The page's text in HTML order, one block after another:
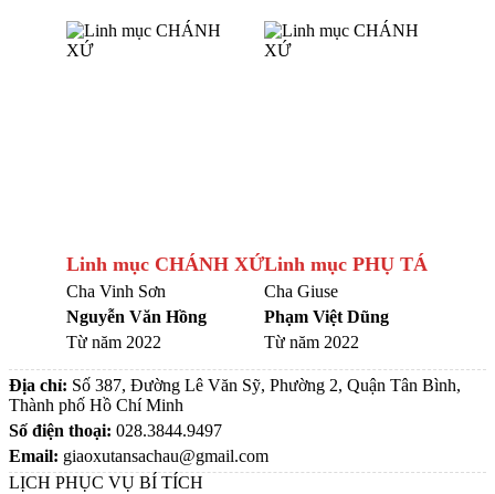
Linh mục CHÁNH XỨ
Cha Vinh Sơn
Nguyễn Văn Hồng
Từ năm 2022
Linh mục PHỤ TÁ
Cha Giuse
Phạm Việt Dũng
Từ năm 2022
Địa chỉ: Số 387, Đường Lê Văn Sỹ, Phường 2, Quận Tân Bình,
Thành phố Hồ Chí Minh
Số điện thoại: 028.3844.9497
Email: giaoxutansachau@gmail.com
LỊCH PHỤC VỤ BÍ TÍCH